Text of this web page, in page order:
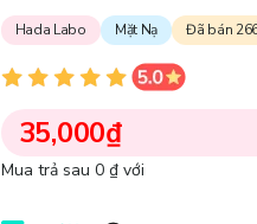
Hada Labo Mặt Nạ Đã bán
35,000₫
Mua trả sau 0 ₫ với